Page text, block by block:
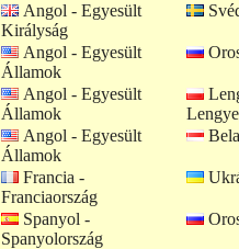
Angol - Egyesült
Királyság
Angol - Egyesült
Államok
Angol - Egyesült
Államok
Angol - Egyesült
Államok
Francia -
Franciaország
Spanyol -
Spanyolország